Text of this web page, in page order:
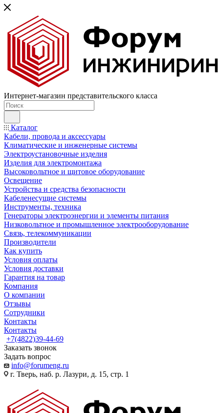
Интернет-магазин представительского класса
Каталог
Кабели, провода и аксессуары
Климатические и инженерные системы
Электроустановочные изделия
Изделия для электромонтажа
Высоковольтное и щитовое оборудование
Освещение
Устройства и средства безопасности
Кабеленесущие системы
Инструменты, техника
Генераторы электроэнергии и элементы питания
Низковольтное и промышленное электрооборудование
Связь, телекоммуникации
Производители
Как купить
Условия оплаты
Условия доставки
Гарантия на товар
Компания
О компании
Отзывы
Сотрудники
Контакты
Контакты
+7(4822)39-44-69
Заказать звонок
Задать вопрос
info@forumeng.ru
г. Тверь, наб. р. Лазури, д. 15, стр. 1